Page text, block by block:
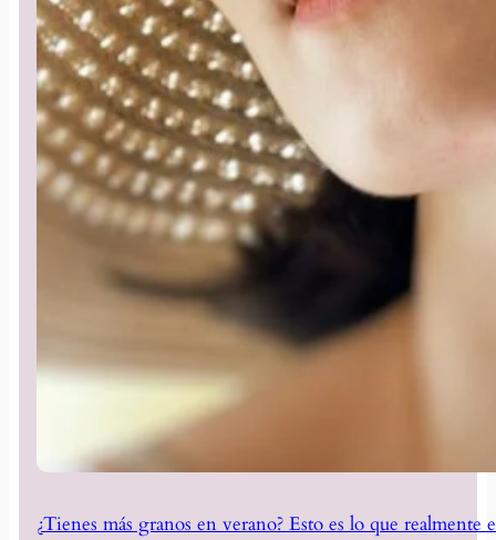
¿Tienes más granos en verano? Esto es lo que realmente